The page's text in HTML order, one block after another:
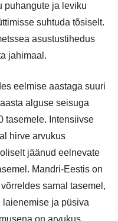
puhangute ja leviku
suhtuda tõsiselt.
asustustihedus
jahimaal.
eelmise aastaga suuri
alguse seisuga
tasemele. Intensiivse
hirve arvukus
jäänud eelnevate
Mandri-Eestis on
samal tasemel,
ja püsiva